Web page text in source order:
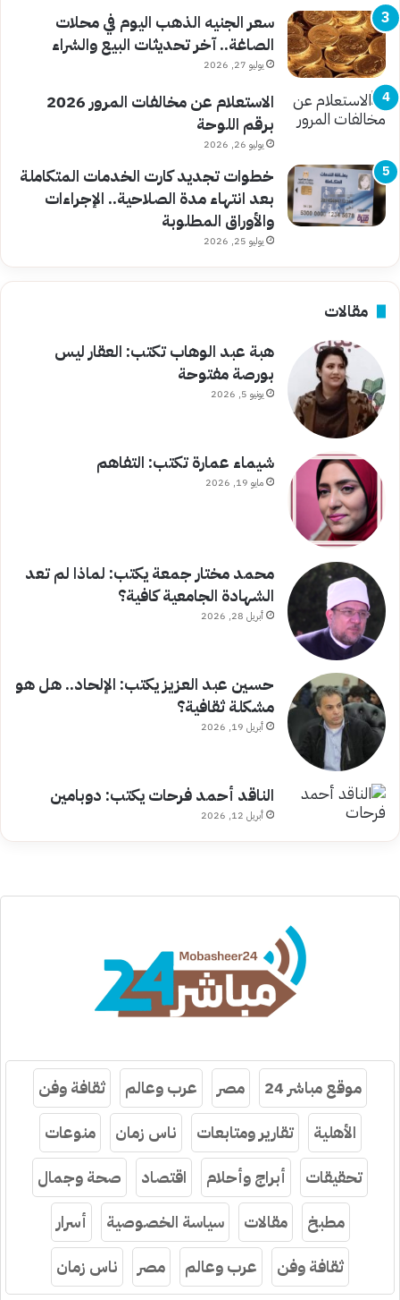
سعر الجنيه الذهب اليوم في محلات
الصاغة.. آخر تحديثات البيع والشراء
يوليو 27, 2026
الاستعلام عن مخالفات المرور 2026
برقم اللوحة
يوليو 26, 2026
خطوات تجديد كارت الخدمات المتكاملة
بعد انتهاء مدة الصلاحية.. الإجراءات
والأوراق المطلوبة
يوليو 25, 2026
مقالات
هبة عبد الوهاب تكتب: العقار ليس
بورصة مفتوحة
يونيو 5, 2026
شيماء عمارة تكتب: التفاهم
مايو 19, 2026
محمد مختار جمعة يكتب: لماذا لم تعد
الشهادة الجامعية كافية؟
أبريل 28, 2026
حسين عبد العزيز يكتب: الإلحاد.. هل هو
مشكلة ثقافية؟
أبريل 19, 2026
الناقد أحمد فرحات يكتب: دوبامين
أبريل 12, 2026
موقع مباشر 24 مصر عرب وعالم
ثقافة وفن
الأهلية
تقارير ومتابعات ناس زمان
منوعات
تحقيقات
أبراج وأحلام اقتصاد
صحة وجمال
مطبخ
مقالات سياسة الخصوصية
أسرار
ثقافة وفن
عرب وعالم مصر ناس زمان